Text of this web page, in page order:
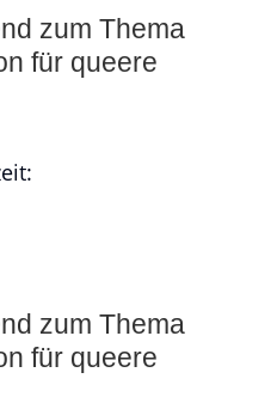
zum Thema
für queere
zum Thema
für queere